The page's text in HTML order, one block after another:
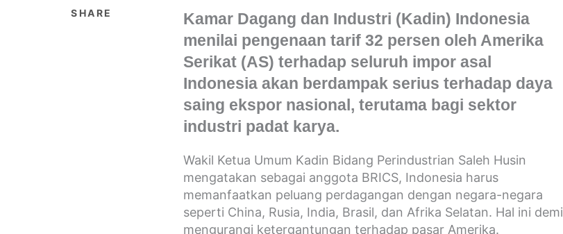
SHARE
Kamar Dagang dan Industri (Kadin) Indonesia
menilai pengenaan tarif 32 persen oleh Amerika
Serikat (AS) terhadap seluruh impor asal
Indonesia akan berdampak serius terhadap daya
saing ekspor nasional, terutama bagi sektor
industri padat karya.
Wakil Ketua Umum Kadin Bidang Perindustrian Saleh Husin
mengatakan sebagai anggota BRICS, Indonesia harus
memanfaatkan peluang perdagangan dengan negara-negara
seperti China, Rusia, India, Brasil, dan Afrika Selatan. Hal ini demi
mengurangi ketergantungan terhadap pasar Amerika.